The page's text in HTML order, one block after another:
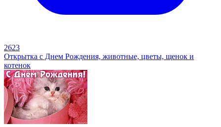
2623
Открытка с Днем Рождения, животные, цветы, щенок и
котенок